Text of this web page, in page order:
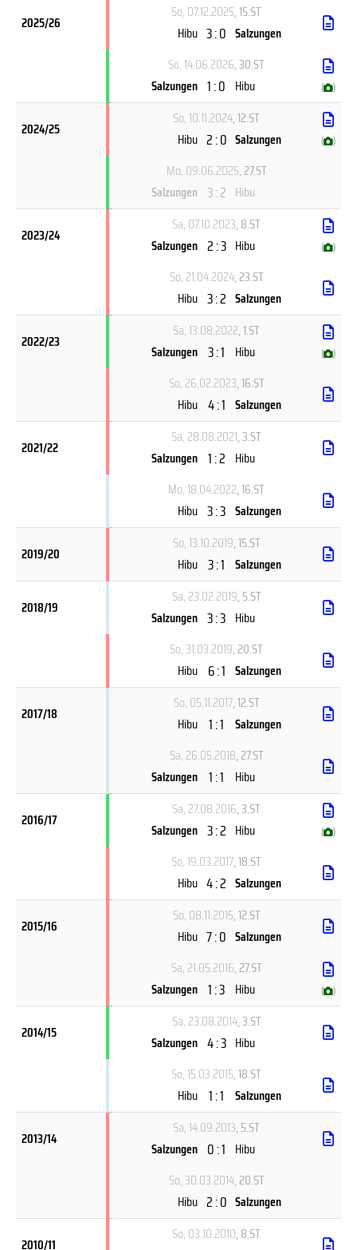
2025/26
So, 07.12.2025, 15.ST
Hibu 3 : 0 Salzungen
So, 14.06.2026, 30.ST
Salzungen 1 : 0 Hibu ( )
2024/25
So, 10.11.2024, 12.ST
Hibu 2 : 0 Salzungen ( )
Mo, 09.06.2025, 27.ST
Salzungen 3 : 2 Hibu
2023/24
Sa, 07.10.2023, 8.ST
Salzungen 2 : 3 Hibu ( )
So, 21.04.2024, 23.ST
Hibu 3 : 2 Salzungen
2022/23
Sa, 13.08.2022, 1.ST
Salzungen 3 : 1 Hibu ( )
So, 26.02.2023, 16.ST
Hibu 4 : 1 Salzungen
2021/22
Sa, 28.08.2021, 3.ST
Salzungen 1 : 2 Hibu
Mo, 18.04.2022, 16.ST
Hibu 3 : 3 Salzungen
2019/20
So, 13.10.2019, 15.ST
Hibu 3 : 1 Salzungen
2018/19
Sa, 23.02.2019, 5.ST
Salzungen 3 : 3 Hibu
So, 31.03.2019, 20.ST
Hibu 6 : 1 Salzungen
2017/18
So, 05.11.2017, 12.ST
Hibu 1 : 1
Salzungen
Sa, 26.05.2018, 27.ST
Salzungen 1 : 1 Hibu
2016/17
Sa, 27.08.2016, 3.ST
Salzungen 3 : 2 Hibu ( )
So, 19.03.2017, 18.ST
Hibu 4 : 2 Salzungen
2015/16
So, 08.11.2015, 12.ST
Hibu 7 : 0 Salzungen
Sa, 21.05.2016, 27.ST
Salzungen 1 : 3 Hibu ( )
2014/15
Sa, 23.08.2014, 3.ST
Salzungen 4 : 3 Hibu
So, 15.03.2015, 18.ST
Hibu 1 : 1 Salzungen
2013/14
Sa, 14.09.2013, 5.ST
Salzungen 0 : 1 Hibu
So, 30.03.2014, 20.ST
Hibu 2 : 0 Salzungen
2010/11
So, 03.10.2010, 8.ST